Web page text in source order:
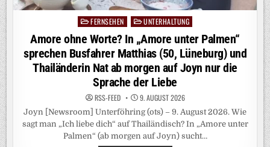
PostedFERNSEHEN UNTERHALTUNG
Amore ohne Worte? In „Amore unter Palmen“
sprechen Busfahrer Matthias (50, Lüneburg) und
Thailänderin Nat ab morgen auf Joyn nur die
Sprache der Liebe
RSS-FEED 9. AUGUST 2026
Joyn [Newsroom] Unterföhring (ots) – 9. August 2026. Wie
sagt man „Ich liebe dich“ auf Thailändisch? In „Amore unter
Palmen“ (ab morgen auf Joyn) sucht…